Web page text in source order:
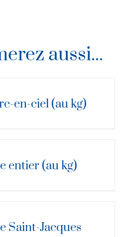
aussi...
en-ciel (au kg)
entier (au kg)
Saint-Jacques